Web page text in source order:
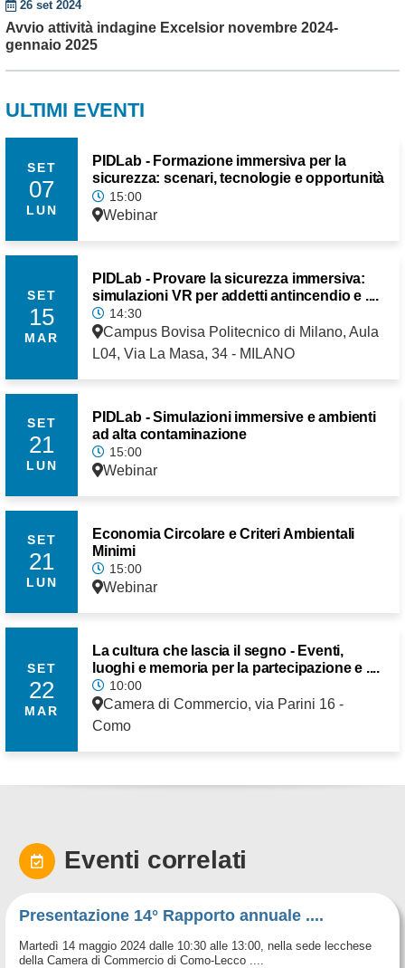
26 set 2024
Avvio attività indagine Excelsior novembre 2024-
gennaio 2025
ULTIMI EVENTI
SET
07
LUN
PIDLab - Formazione immersiva per la
sicurezza: scenari, tecnologie e opportunità
15:00
Webinar
SET
15
MAR
PIDLab - Provare la sicurezza immersiva:
simulazioni VR per addetti antincendio e ....
14:30
Campus Bovisa Politecnico di Milano, Aula
L04, Via La Masa, 34 - MILANO
SET
21
LUN
PIDLab - Simulazioni immersive e ambienti
ad alta contaminazione
15:00
Webinar
SET
21
LUN
Economia Circolare e Criteri Ambientali
Minimi
15:00
Webinar
SET
22
MAR
La cultura che lascia il segno - Eventi,
luoghi e memoria per la partecipazione e ....
10:00
Camera di Commercio, via Parini 16 -
Como
Eventi correlati
Presentazione 14° Rapporto annuale ....
Martedì 14 maggio 2024 dalle 10:30 alle 13:00, nella sede lecchese
della Camera di Commercio di Como-Lecco ....